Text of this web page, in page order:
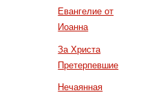
Евангелие от
Иоанна
За Христа
Претерпевшие
Нечаянная